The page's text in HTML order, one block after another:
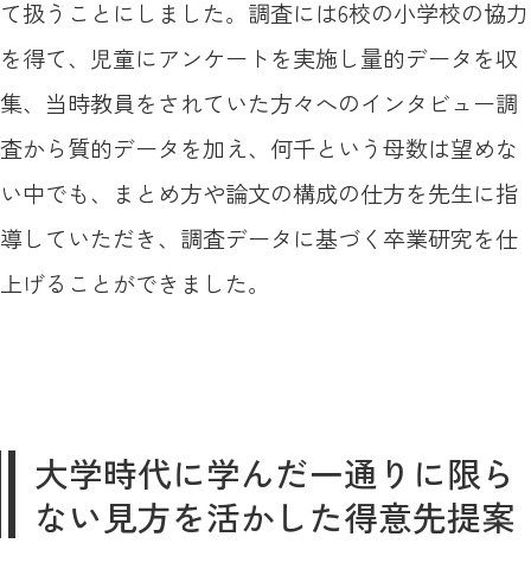
て扱うことにしました。調査には6校の小学校の協力
を得て、児童にアンケートを実施し量的データを収
集、当時教員をされていた方々へのインタビュー調
査から質的データを加え、何千という母数は望めな
い中でも、まとめ方や論文の構成の仕方を先生に指
導していただき、調査データに基づく卒業研究を仕
上げることができました。
大学時代に学んだ一通りに限ら
ない見方を活かした得意先提案